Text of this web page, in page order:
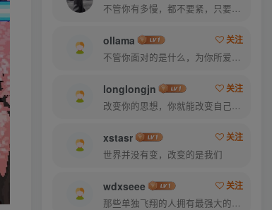
不管你有多慢，都不要紧，只要你有决心，你最终都会到达想去的地方
ollama
关注
不管你面对的是什么，为你所爱的而奋斗都会是值得的
longlongjn
关注
改变你的思想，你就能改变自己的命运
xstasr
关注
世界并没有变，改变的是我们
wdxseee
关注
那些单独飞翔的人拥有最强大的翅膀